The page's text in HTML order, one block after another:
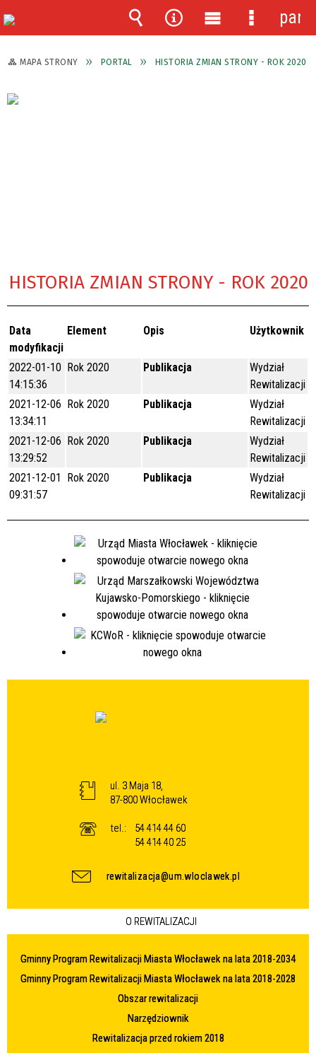
MAPA STRONY PORTAL HISTORIA ZMIAN STRONY - ROK 2020
HISTORIA ZMIAN STRONY - ROK 2020
Data
modyfikacji
Element Opis Użytkownik
2022-01-10
14:15:36
Rok 2020 Publikacja
Wydział
Rewitalizacji
2021-12-06
13:34:11
Rok 2020 Publikacja
Wydział
Rewitalizacji
2021-12-06
13:29:52
Rok 2020 Publikacja
Wydział
Rewitalizacji
2021-12-01
09:31:57
Rok 2020 Publikacja
Wydział
Rewitalizacji
ul. 3 Maja 18,
87-800 Włocławek
tel.:
54 414 44 60
54 414 40 25
rewitalizacja@um.wloclawek.pl
O REWITALIZACJI
Gminny Program Rewitalizacji Miasta Włocławek na lata 2018-2034
Gminny Program Rewitalizacji Miasta Włocławek na lata 2018-2028
Obszar rewitalizacji
Narzędziownik
Rewitalizacja przed rokiem 2018
Wyszukiwarka
Narzędzia
Menu
główne
Menu